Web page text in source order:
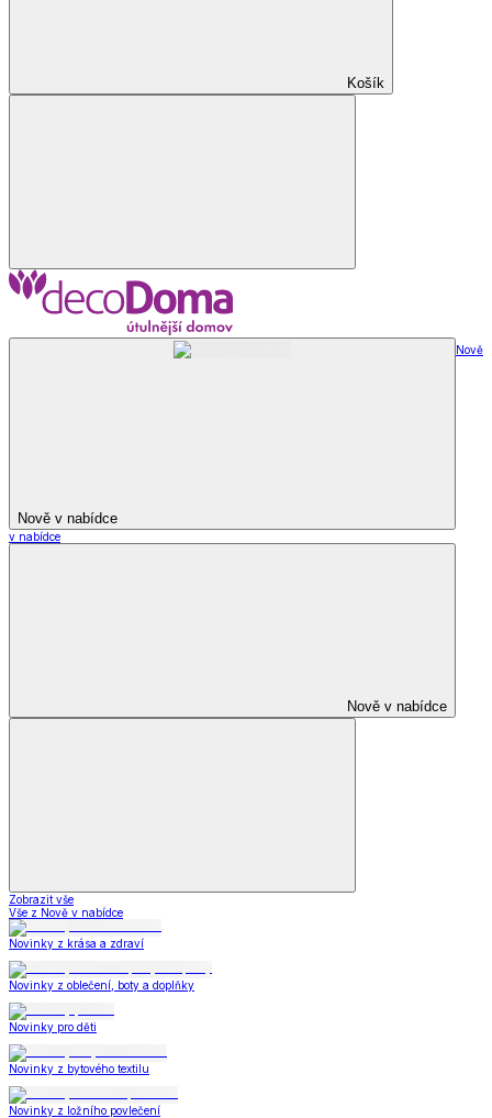
Košík
Nově v nabídce
Nově
v nabídce
Nově v nabídce
Zobrazit vše
Vše z Nově v nabídce
Novinky z krása a zdraví
Novinky z oblečení, boty a doplňky
Novinky pro děti
Novinky z bytového textilu
Novinky z ložního povlečení